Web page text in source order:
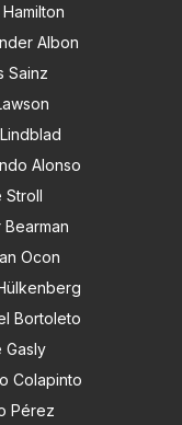
Albon
Sainz
Alonso
Stroll
Bearman
Ocon
Bortoleto
Gasly
Colapinto
Pérez